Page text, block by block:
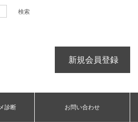
新規会員登録
診断 お問い合わせ